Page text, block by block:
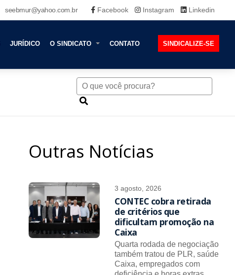
seebmur@yahoo.com.br Facebook Instagram Linkedin
JURÍDICO O SINDICATO CONTATO SINDICALIZE-SE
Outras Notícias
3 agosto, 2026
CONTEC cobra retirada
de critérios que
dificultam promoção na
Caixa
Quarta rodada de negociação
também tratou de PLR, saúde
Caixa, empregados com